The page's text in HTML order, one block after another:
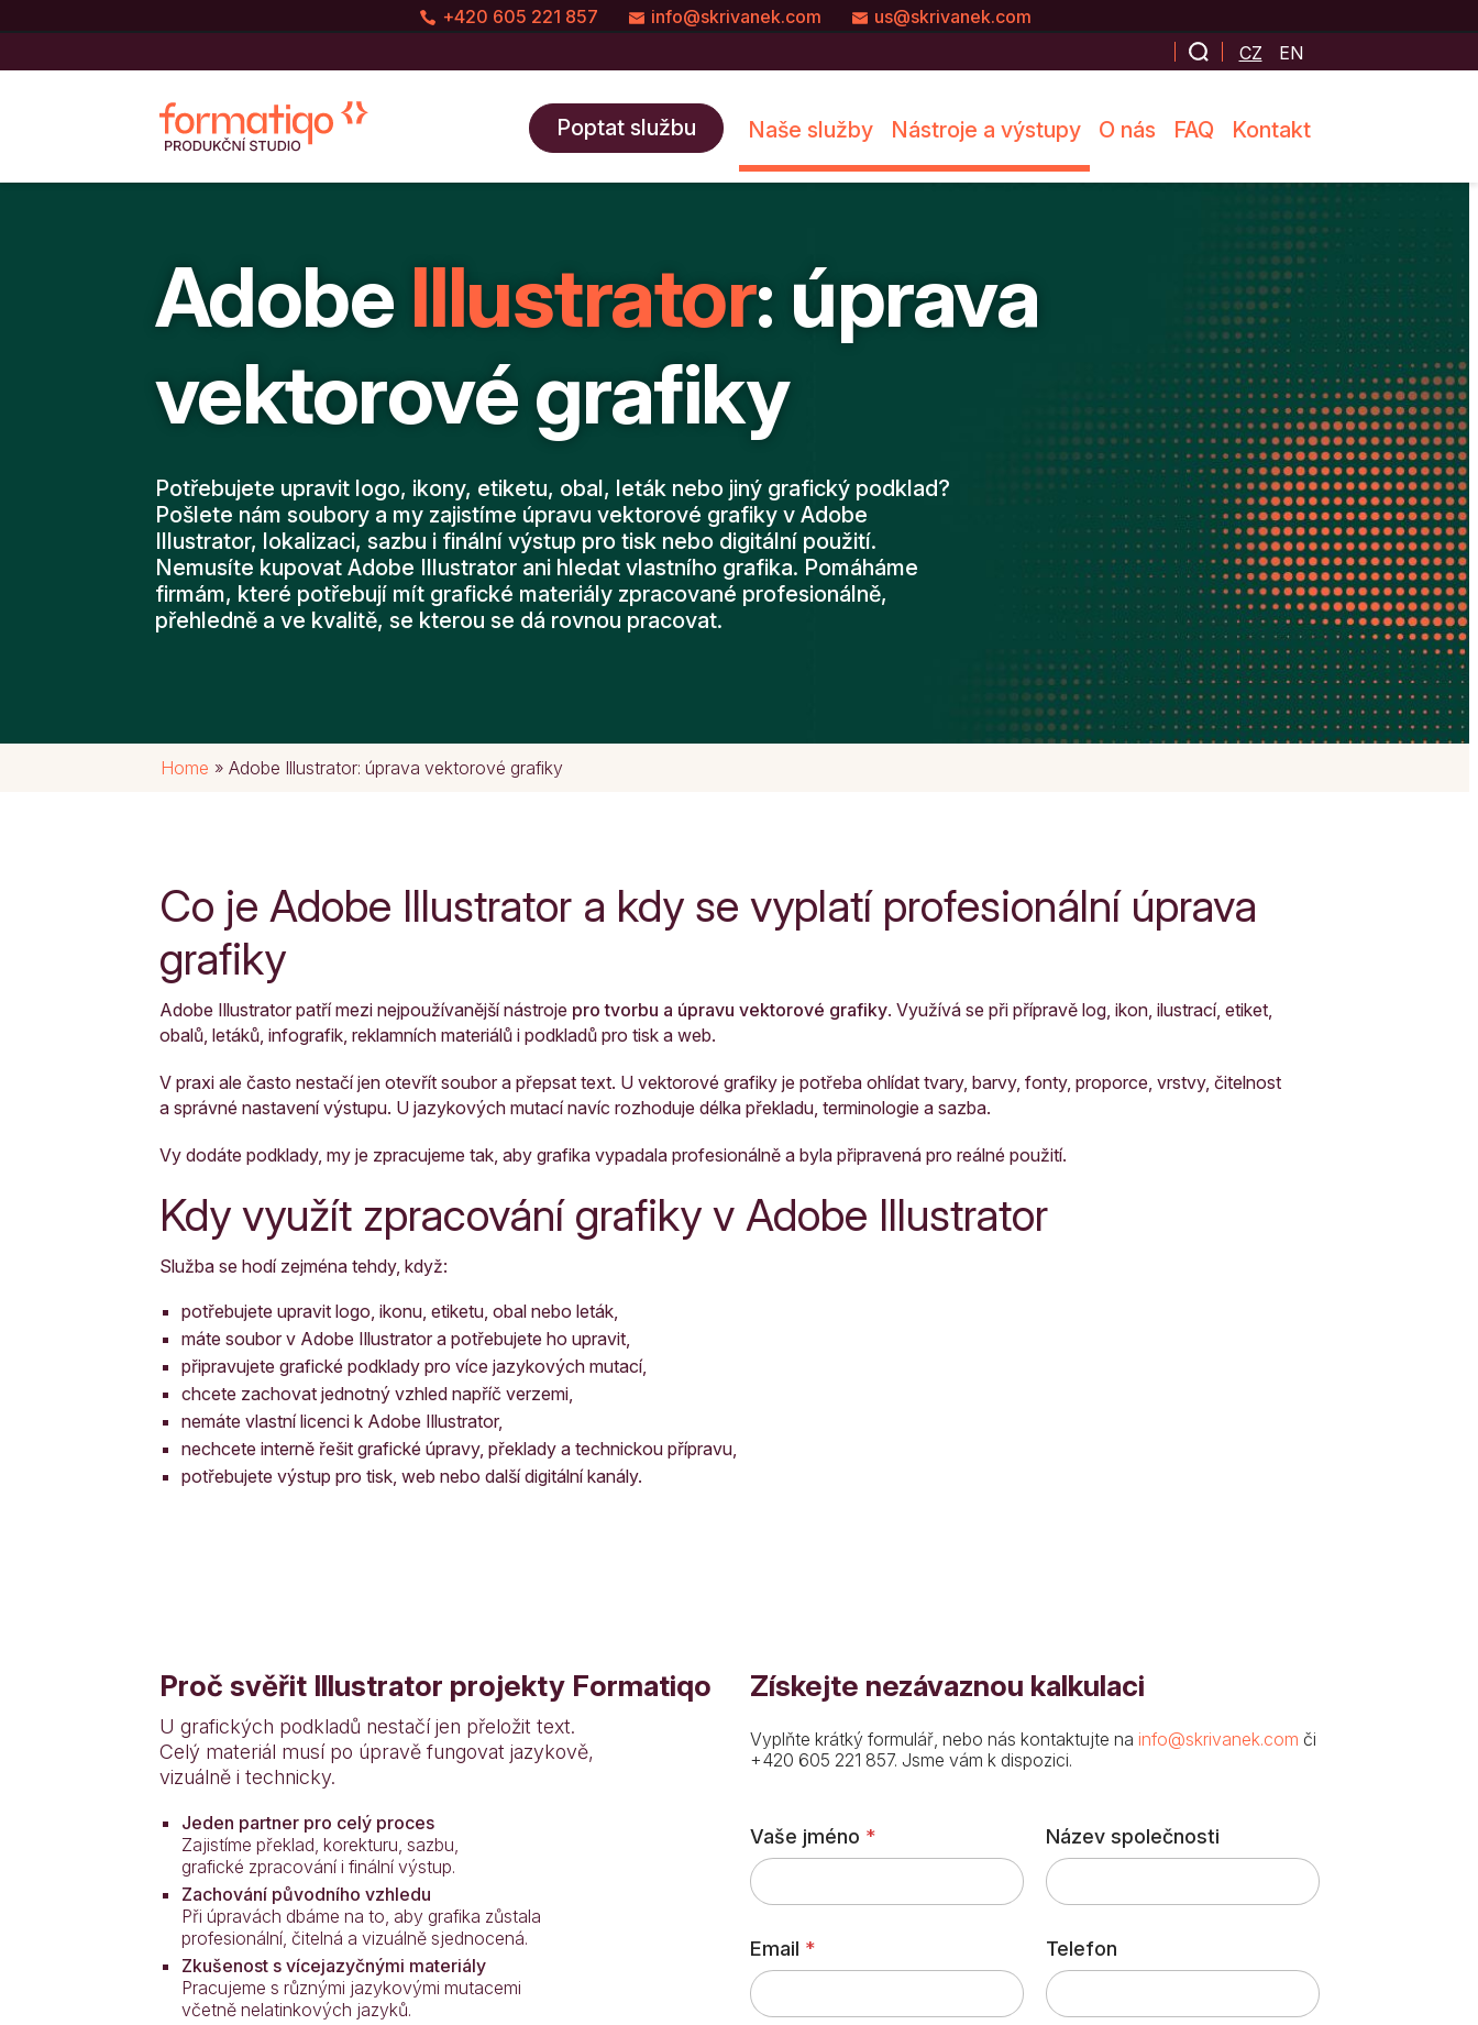
+420 605 221 857 info@skrivanek.com us@skrivanek.com
Poptat službu Naše služby Nástroje a výstupy O nás FAQ Kontakt
CZ EN
Adobe Illustrator: úprava
vektorové grafiky
Potřebujete upravit logo, ikony, etiketu, obal, leták nebo jiný grafický podklad?
Pošlete nám soubory a my zajistíme úpravu vektorové grafiky v Adobe
Illustrator, lokalizaci, sazbu i finální výstup pro tisk nebo digitální použití.
Nemusíte kupovat Adobe Illustrator ani hledat vlastního grafika. Pomáháme
firmám, které potřebují mít grafické materiály zpracované profesionálně,
přehledně a ve kvalitě, se kterou se dá rovnou pracovat.
Home » Adobe Illustrator: úprava vektorové grafiky
Co je Adobe Illustrator a kdy se vyplatí profesionální úprava
grafiky
Adobe Illustrator patří mezi nejpoužívanější nástroje pro tvorbu a úpravu vektorové grafiky. Využívá se při přípravě log, ikon, ilustrací, etiket,
obalů, letáků, infografik, reklamních materiálů i podkladů pro tisk a web.
V praxi ale často nestačí jen otevřít soubor a přepsat text. U vektorové grafiky je potřeba ohlídat tvary, barvy, fonty, proporce, vrstvy, čitelnost
a správné nastavení výstupu. U jazykových mutací navíc rozhoduje délka překladu, terminologie a sazba.
Vy dodáte podklady, my je zpracujeme tak, aby grafika vypadala profesionálně a byla připravená pro reálné použití.
Kdy využít zpracování grafiky v Adobe Illustrator
Služba se hodí zejména tehdy, když:
potřebujete upravit logo, ikonu, etiketu, obal nebo leták,
máte soubor v Adobe Illustrator a potřebujete ho upravit,
připravujete grafické podklady pro více jazykových mutací,
chcete zachovat jednotný vzhled napříč verzemi,
nemáte vlastní licenci k Adobe Illustrator,
nechcete interně řešit grafické úpravy, překlady a technickou přípravu,
potřebujete výstup pro tisk, web nebo další digitální kanály.
Proč svěřit Illustrator projekty Formatiqo
U grafických podkladů nestačí jen přeložit text.
Celý materiál musí po úpravě fungovat jazykově,
vizuálně i technicky.
Jeden partner pro celý proces
Zajistíme překlad, korekturu, sazbu,
grafické zpracování i finální výstup.
Zachování původního vzhledu
Při úpravách dbáme na to, aby grafika zůstala
profesionální, čitelná a vizuálně sjednocená.
Zkušenost s vícejazyčnými materiály
Pracujeme s různými jazykovými mutacemi
včetně nelatinkových jazyků.
Získejte nezávaznou kalkulaci
Vyplňte krátký formulář, nebo nás kontaktujte na info@skrivanek.com či
+420 605 221 857. Jsme vám k dispozici.
N
á
z
e
C
c
e
Vaše jméno * Název společnosti
Email * Telefon